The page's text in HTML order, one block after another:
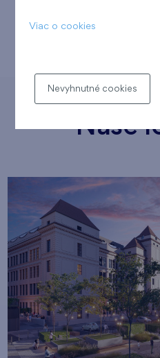
zmeny, pokiaľ to
Naše
Viac o cookies
Nevyhnutné cookies